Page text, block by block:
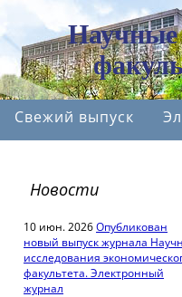
Научные
Свежий выпуск
Новости
10 июн. 2026Опубликован
новый выпуск журнала
исследования
факультета. Электронный
журнал